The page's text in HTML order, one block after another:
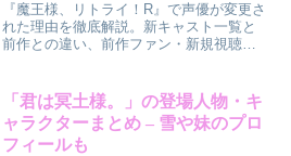
『魔王様、リトライ！R』で声優が変更さ
れた理由を徹底解説。新キャスト一覧と
前作との違い、前作ファン・新規視聴者
「君は冥土様。」の登場人物・キ
ャラクターまとめ – 雪や妹のプロ
フィールも